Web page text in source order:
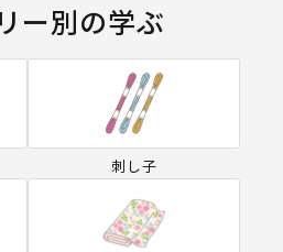
ー別の学ぶ
刺し子